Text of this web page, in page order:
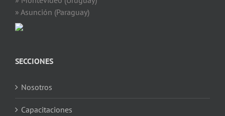
» Asunción (Paraguay)
SECCIONES
Nosotros
Capacitaciones